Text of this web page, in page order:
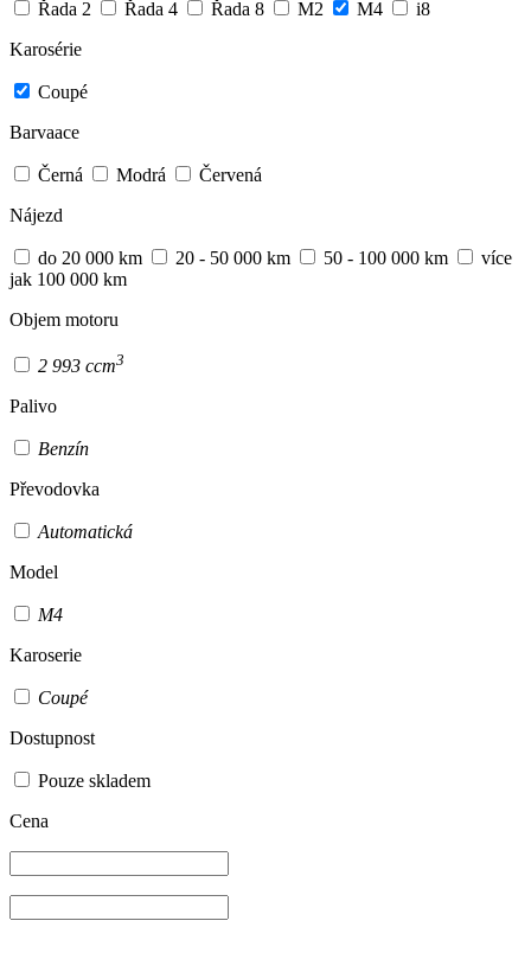
Řada 2 Řada 4 Řada 8 M2 M4
i8
Karosérie
Coupé
Barvaace
Černá Modrá
Červená
Nájezd
do 20 000 km 20 - 50 000 km 50 - 100 000 km
více
jak 100 000 km
Objem motoru
2 993 ccm3
Palivo
Benzín
Převodovka
Automatická
Model
M4
Karoserie
Coupé
Dostupnost
Pouze skladem
Cena